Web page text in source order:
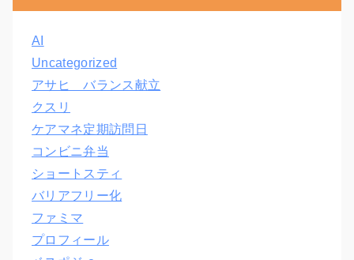
AI
Uncategorized
アサヒ バランス献立
クスリ
ケアマネ定期訪問日
コンビニ弁当
ショートスティ
バリアフリー化
ファミマ
プロフィール